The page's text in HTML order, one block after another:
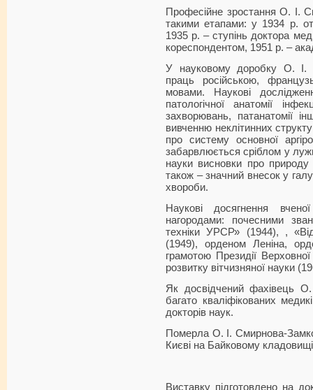
Професійне зростання О. І.
такими етапами: у 1934 р.
1935 р. – ступінь доктора
кореспондентом, 1951 р. –
У науковому доробку О. І.
праць російською,
мовами. Наукові
патологічної анатомії
захворювань, патанатомії
вивченню неклітинних
про систему основної
забарвлюється сріблом у
науки висновки про природу
також – значний внесок у
хвороби.
Наукові досягнення
нагородами: почесними
техніки УРСР» (1944), ,
(1949), орденом Леніна,
грамотою Президії
розвитку вітчизняної науки
Як досвідчений фахівець О.
багато кваліфікованих
докторів наук.
Померла О. І. Смирнова-
Києві на Байковому
Виставку підготовлено на